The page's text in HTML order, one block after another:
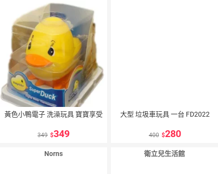
黃色小鴨電子 洗澡玩具 寶寶享受
349 349
大型 垃圾車玩具 一台 FD2022
400 280
Norns 衛立兒生活館